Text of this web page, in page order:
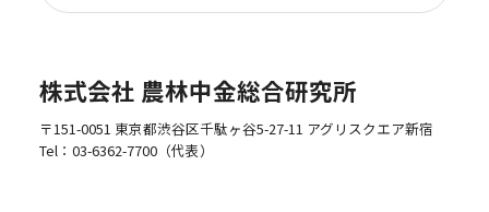
株式会社 農林中金総合研究所
〒151-0051 東京都渋谷区千駄ヶ谷5-27-11 アグリスクエア新宿
Tel： 03-6362-7700（代表）